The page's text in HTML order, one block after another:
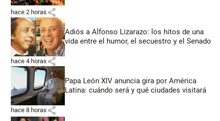
hace 2 horas share
Adiós a Alfonso Lizarazo: los hitos de una
vida entre el humor, el secuestro y el Senado
hace 4 horas share
Papa León XIV anuncia gira por América
Latina: cuándo será y qué ciudades visitará
hace 8 horas share